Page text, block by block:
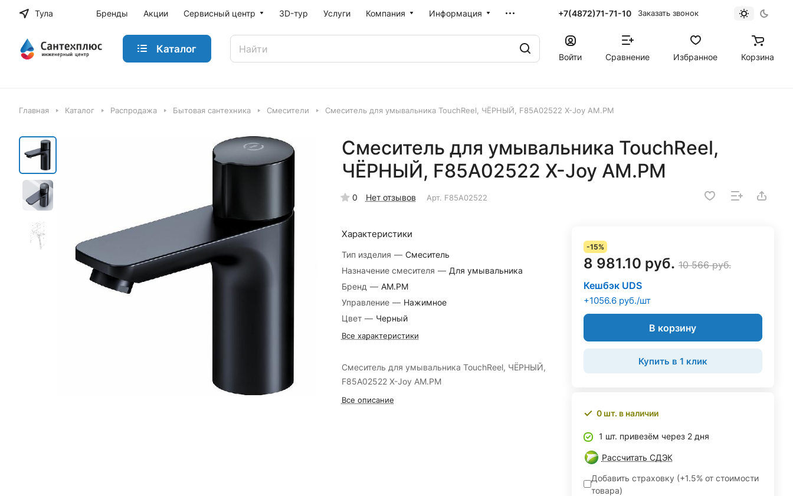
Тула Бренды Акции Сервисный центр 3D-тур Услуги Компания Информация +7(4872)71-71-10 Заказать звонок
Каталог
Войти Сравнение Избранное Корзина
Главная Каталог Распродажа Бытовая сантехника Смесители Смеситель для умывальника TouchReel, ЧЁРНЫЙ, F85A02522 X-Joy AM.PM
Смеситель для умывальника TouchReel,
ЧЁРНЫЙ, F85A02522 X-Joy AM.PM
0 Нет отзывов Арт. F85A02522
Характеристики
Тип изделия — Смеситель
Назначение смесителя — Для умывальника
Бренд — AM.PM
Управление — Нажимное
Цвет — Черный
Все характеристики
Смеситель для умывальника TouchReel, ЧЁРНЫЙ,
F85A02522 X-Joy AM.PM
Все описание
-15%
8 981.10 руб. 10 566 руб.
Кешбэк UDS
+1056.6 руб./шт
В корзину
Купить в 1 клик
0 шт. в наличии
1 шт. привезём через 2 дня
Рассчитать СДЭК
Добавить страховку (+1.5% от стоимости
товара)